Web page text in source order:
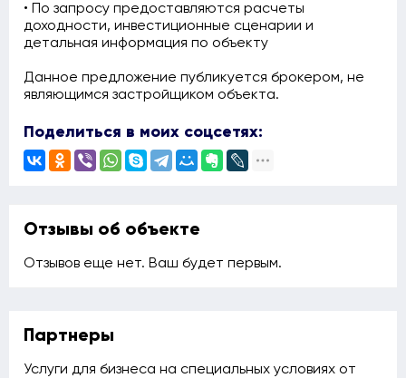
• По запросу предоставляются расчеты
доходности, инвестиционные сценарии и
детальная информация по объекту
Данное предложение публикуется брокером, не
являющимся застройщиком объекта.
Поделиться в моих соцсетях:
Отзывы об объекте
Отзывов еще нет. Ваш будет первым.
Партнеры
Услуги для бизнеса на специальных условиях от